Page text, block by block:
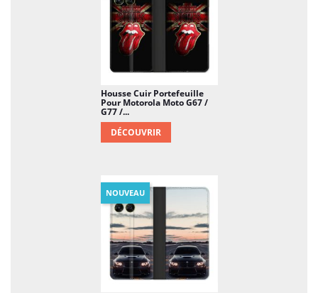
Housse Cuir Portefeuille
Pour Motorola Moto G67 /
G77 /...
DÉCOUVRIR
NOUVEAU